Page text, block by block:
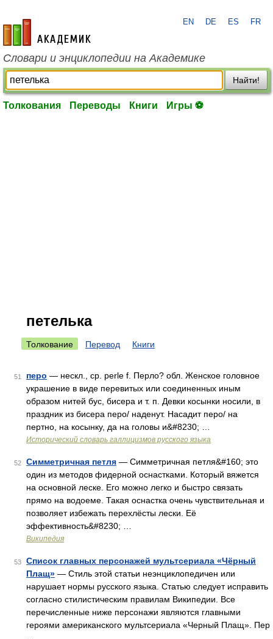
academic.ru
EN DE ES FR
Словари и энциклопедии на Академике
Найти!
Толкования Переводы Книги Игры ⚽
петелька
Толкование Перевод Книги
51 перо — нескл., ср. perle f. Перло? обл. Женское головное
украшение в виде перевитых или соединенных иным
образом нитей бус, бисера и т. п. Девки косынки носили, в
праздник из бисера перо/ наденут. Насадит перо/ на
пертно, на косынку, да на головы и&#8230; …
Исторический словарь галлицизмов русского языка
52 Симметричная петля — Симметричная петля&#160; это
один из методов фидерной оснастками. Который вяжется
на основной леске. Его можно легко и быстро связать
прямо на водоеме. Такая оснастка очень чувствительная и
позволяет избежать перехлёсты лески. Её
эффективность&#8230; …
Википедия
53
Список главных персонажей мультсериала «Чёрный
Плащ» — Стиль этой статьи неэнциклопедичен или
нарушает нормы русского языка. Статью следует исправить
согласно стилистическим правилам Википедии. Все
перечисленные ниже персонажи являются главными
героями американского мультсериала «Черный Плащ». Пер